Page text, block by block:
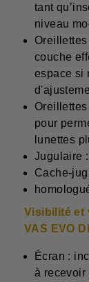
tant
niveau
couche
espace si
pour
lunettes
Jugulaire
Cache-
Visibilité et
VAS EVO
Écran :
à recevoir